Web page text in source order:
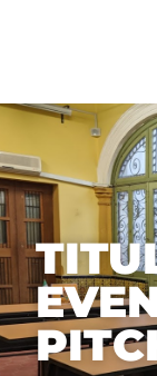
contenido